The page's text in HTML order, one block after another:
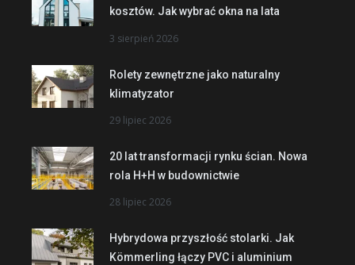
kosztów. Jak wybrać okna na lata
3 sierpień 2026
Rolety zewnętrzne jako naturalny
klimatyzator
29 lipiec 2026
20 lat transformacji rynku ścian. Nowa
rola H+H w budownictwie
28 lipiec 2026
Hybrydowa przyszłość stolarki. Jak
Kömmerling łączy PVC i aluminium